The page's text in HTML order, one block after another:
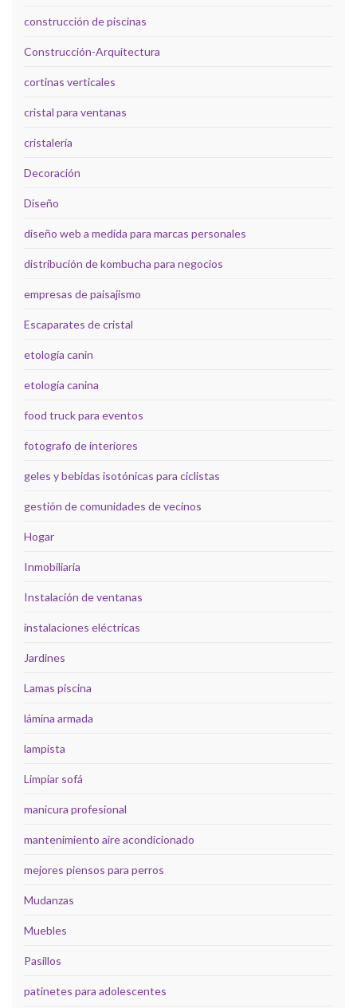
construcción de piscinas
Construcción-Arquitectura
cortinas verticales
cristal para ventanas
cristalería
Decoración
Diseño
diseño web a medida para marcas personales
distribución de kombucha para negocios
empresas de paisajismo
Escaparates de cristal
etología canin
etología canina
food truck para eventos
fotografo de interiores
geles y bebidas isotónicas para ciclistas
gestión de comunidades de vecinos
Hogar
Inmobiliaria
Instalación de ventanas
instalaciones eléctricas
Jardines
Lamas piscina
lámina armada
lampista
Limpiar sofá
manicura profesional
mantenimiento aire acondicionado
mejores piensos para perros
Mudanzas
Muebles
Pasillos
patinetes para adolescentes